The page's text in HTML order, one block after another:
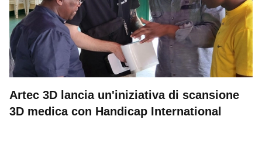
Artec 3D lancia un'iniziativa di scansione
3D medica con Handicap International